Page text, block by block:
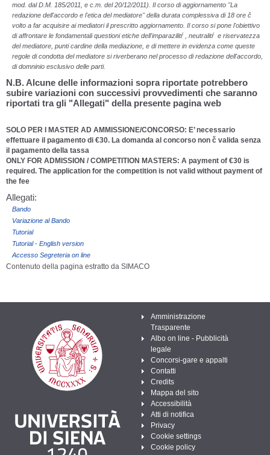
mod. dal D.M. 185/2011, e c.m. del 20/12/2011). Il corso di aggiornamento "La
redazione dell'accordo e l'etica del mediatore" della durata complessiva di 18 ore č
volto a far acquisire ai mediatori il prescritto aggiornamento. Il corso si pone l'obiettivo
di affrontare le fondamentali questioni etiche dell'imparazilitŕ , neutralitŕ e riservatezza
del mediatore, punti cardine della mediazione, e di mettere in evidenza come queste
regole di condotta del mediatore si riverberano nel processo di redazione dell'accordo,
di domninio esclusivo delle parti.
N.B. Alcune delle informazioni sopra riportate potrebbero
subire variazioni con successivi provvedimenti che saranno
riportati tra gli "Allegati" della presente pagina web
SOLO PER I MASTER AD AMMISSIONE/CONCORSO: E’ necessario
effettuare il pagamento di €30. La domanda al concorso non č valida senza
il pagamento della tassa
ONLY FOR ADMISSION / COMPETITION MASTERS: A payment of €30 is
required. The application for the competition is not valid without payment of
the fee
Allegati:
Bando
Variazione al Bando
Tutorial
Tutorial - English version
Accesso Segreteria on line
Contenuto della pagina estratto da SIMACO
Amministrazione
Trasparente
Albo on line - Pubblicità
legale
Concorsi-gare e appalti
Contatti
Credits
Mappa del sito
Accessibilità
Atti di notifica
Privacy
Cookie settings
Cookie policy